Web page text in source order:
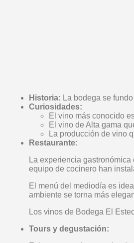
Historia: La bodega se
Curiosidades:
El vino más conocido
El vino de Alta gama
La producción de vino
Restaurante:
La experiencia
equipo de cocinero han
El menú del mediodía es
ambiente se torna más
Los vinos de Bodega El
Tours y degustación: